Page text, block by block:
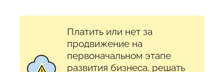
Платить или нет за
продвижение на
первоначальном этапе
развития бизнеса, решать